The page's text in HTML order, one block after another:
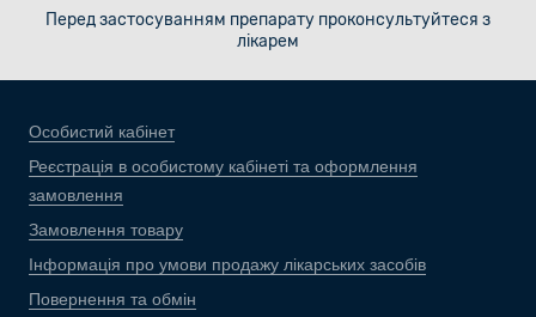
Перед застосуванням препарату проконсультуйтеся з
лікарем
Особистий кабінет
Реєстрація в особистому кабінеті та оформлення
замовлення
Замовлення товару
Інформація про умови продажу лікарських засобів
Повернення та обмін